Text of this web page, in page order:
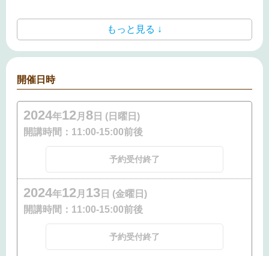
もっと見る ↓
開催日時
2024年12月 8 日 (日曜日)
開講時間： 11:00-15:00前後
予約受付終了
2024年12月 13 日 (金曜日)
開講時間： 11:00-15:00前後
予約受付終了